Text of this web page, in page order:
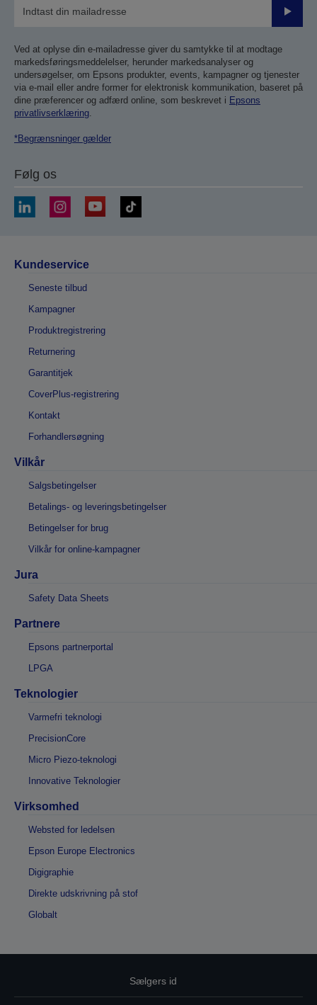
Send
Ved at oplyse din e-mailadresse giver du samtykke til at modtage
markedsføringsmeddelelser, herunder markedsanalyser og
undersøgelser, om Epsons produkter, events, kampagner og tjenester
via e-mail eller andre former for elektronisk kommunikation, baseret på
dine præferencer og adfærd online, som beskrevet i Epsons
privatlivserklæring
*Begrænsninger gælder
Følg os
Kundeservice
Seneste tilbud
Kampagner
Produktregistrering
Returnering
Garantitjek
CoverPlus-registrering
Kontakt
Forhandlersøgning
Vilkår
Salgsbetingelser
Betalings- og leveringsbetingelser
Betingelser for brug
Vilkår for online-kampagner
Jura
Safety Data Sheets
Partnere
Epsons partnerportal
LPGA
Teknologier
Varmefri teknologi
PrecisionCore
Micro Piezo-teknologi
Innovative Teknologier
Virksomhed
Websted for ledelsen
Epson Europe Electronics
Digigraphie
Direkte udskrivning på stof
Globalt
Sælgers id